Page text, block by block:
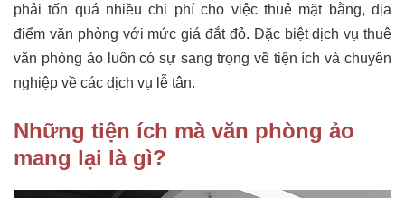
phải tốn quá nhiều chi phí cho việc thuê mặt bằng, địa
điểm văn phòng với mức giá đắt đỏ. Đặc biệt dịch vụ thuê
văn phòng ảo luôn có sự sang trọng về tiện ích và chuyên
nghiệp về các dịch vụ lễ tân.
Những tiện ích mà văn phòng ảo
mang lại là gì?